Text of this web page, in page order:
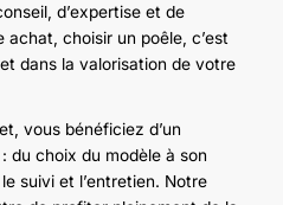
d’expertise et de
achat, choisir un poêle, c’est
dans la valorisation de votre
vous bénéficiez d’un
du choix du modèle à son
suivi et l’entretien. Notre